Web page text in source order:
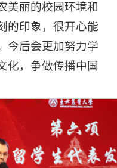
美丽的校园环境和
的印象，很开心能
今后会更加努力学
化，争做传播中国